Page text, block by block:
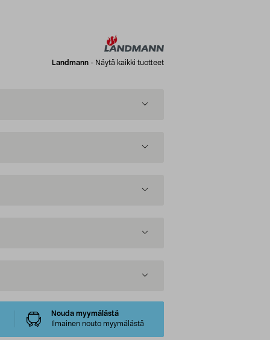
Landmann - Näytä kaikki tuotteet
Nouda myymälästä
Ilmainen nouto myymälästä